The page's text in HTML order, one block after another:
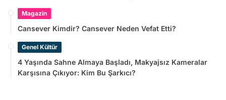
Magazin
Cansever Kimdir? Cansever Neden Vefat Etti?
Genel Kültür
4 Yaşında Sahne Almaya Başladı, Makyajsız Kameralar
Karşısına Çıkıyor: Kim Bu Şarkıcı?